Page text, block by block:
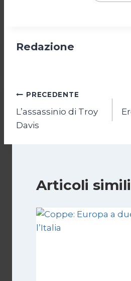
Redazione
Navigazione
articoli
PRECEDENTE
L’assassinio di Troy
Davis
Articoli simili